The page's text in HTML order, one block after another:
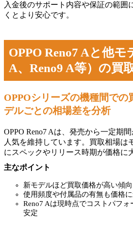
入金後のサポート内容や保証の範囲
くとより安心です。
OPPO Reno7 Aと他モ
A、Reno9 A等）の買
OPPOシリーズの機種間での
デルごとの相場差を分析
OPPO Reno7 Aは、発売から一定期
人気を維持しています。買取相場は
にスペックやリリース時期が価格に
主なポイント
新モデルほど買取価格が高い傾向
使用頻度や付属品の有無も価格
Reno7 Aは現時点でコストパフ
安定